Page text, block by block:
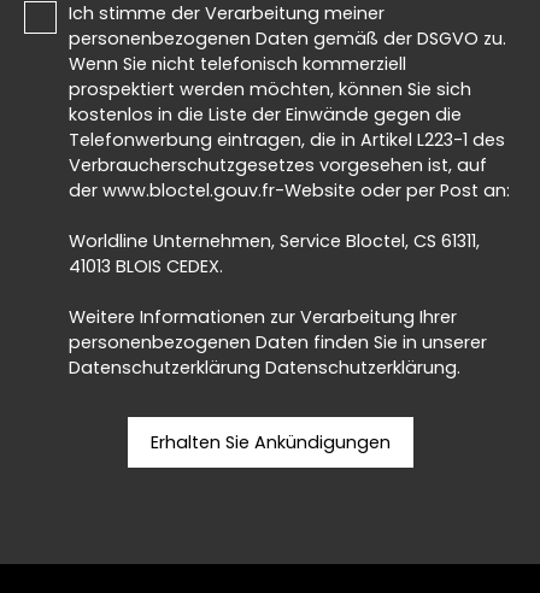
Ich stimme der Verarbeitung meiner
personenbezogenen Daten gemäß der DSGVO zu.
Wenn Sie nicht telefonisch kommerziell
prospektiert werden möchten, können Sie sich
kostenlos in die Liste der Einwände gegen die
Telefonwerbung eintragen, die in Artikel L223-1 des
Verbraucherschutzgesetzes vorgesehen ist, auf
der www.bloctel.gouv.fr-Website oder per Post an:
Worldline Unternehmen, Service Bloctel, CS 61311,
41013 BLOIS CEDEX.
Weitere Informationen zur Verarbeitung Ihrer
personenbezogenen Daten finden Sie in unserer
Datenschutzerklärung Datenschutzerklärung.
Erhalten Sie Ankündigungen